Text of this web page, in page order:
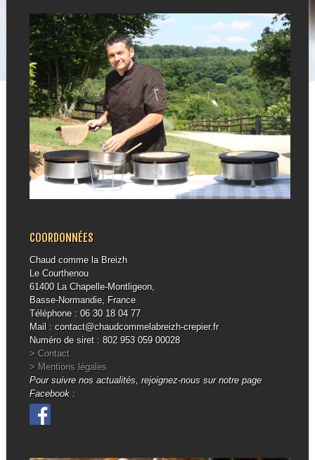
COORDONNÉES
Chaud comme la Breizh
Le Courthenou
61400 La Chapelle-Montligeon,
Basse-Normandie, France
Téléphone : 06 30 18 04 77
Mail : contact@chaudcommelabreizh-crepier.fr
Numéro de siret : 802 953 059 00028
> Contact
> Mentions légales
Pour suivre nos actualités, rejoignez-nous sur notre page
Facebook :